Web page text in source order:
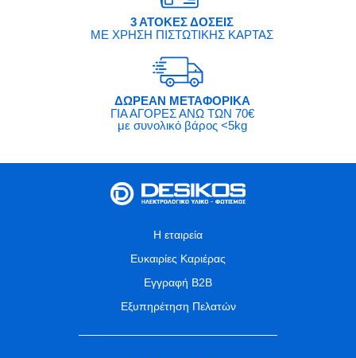
3 ΑΤΟΚΕΣ ΔΟΣΕΙΣ
ΜΕ ΧΡΗΣΗ ΠΙΣΤΩΤΙΚΗΣ ΚΑΡΤΑΣ
ΔΩΡΕΑΝ ΜΕΤΑΦΟΡΙΚΑ
ΓΙΑ ΑΓΟΡΕΣ ΑΝΩ ΤΩΝ 70€
με συνολικό βάρος <5kg
Η εταιρεία
Ευκαιρίες Καριέρας
Εγγραφή B2B
Εξυπηρέτηση Πελατών